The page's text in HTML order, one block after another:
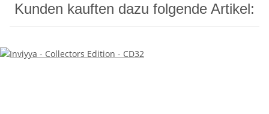
Kunden kauften dazu folgende Artikel: